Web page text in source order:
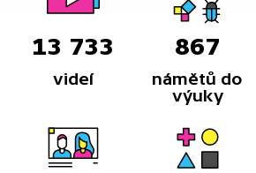
13 733
videí
867
námětů do
výuky